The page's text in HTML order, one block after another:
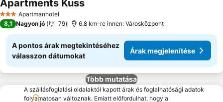
3 KategóriaApartmanhotel
Apartments KussÁrak megjelenítése
8,1 Nagyon jó 79 6.8 km-re innen: Városközpont
A pontos árak megtekintéséhez
válasszon dátumokat
Árak megjelenítése
Több mutatása
A szállásfoglalási oldalaktól kapott árak és foglalhatósági adatok
folyamatosan változnak. Emiatt előfordulhat, hogy a